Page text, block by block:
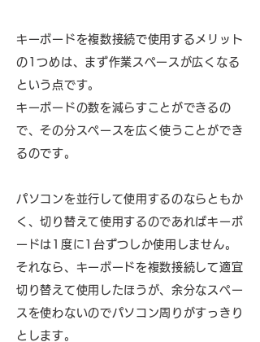
キーボードを複数接続で使用するメリット
の1つめは、まず作業スペースが広くなる
という点です。
キーボードの数を減らすことができるの
で、その分スペースを広く使うことができ
るのです。
パソコンを並行して使用するのならともか
く、切り替えて使用するのであればキーボ
ードは1度に1台ずつしか使用しません。
それなら、キーボードを複数接続して適宜
切り替えて使用したほうが、余分なスペー
スを使わないのでパソコン周りがすっきり
とします。